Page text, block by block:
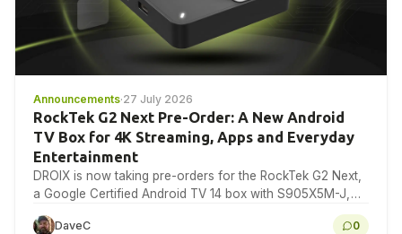
Announcements·27 July 2026
RockTek G2 Next Pre-Order: A New Android
TV Box for 4K Streaming, Apps and Everyday
Entertainment
DROIX is now taking pre-orders for the RockTek G2 Next,
a Google Certified Android TV 14 box with S905X5M-J,
4GB RAM, 64GB storage, Wi-Fi...
DaveC 0